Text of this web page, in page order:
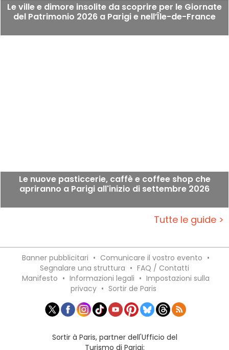
Le ville e dimore insolite da scoprire per le Giornate
del Patrimonio 2026 a Parigi e nell’Île-de-France
Le nuove pasticcerie, caffè e coffee shop che
apriranno a Parigi all'inizio di settembre 2026
Tutte le guide >
Banner pubblicitari • Comunicare il vostro evento •
Segnalare una struttura • FAQ / Contatti
Manifesto • Informazioni legali • Impostazioni sulla
privacy • Sortir de Paris
Sortir à Paris, partner dell'Ufficio del
Turismo di Parigi: